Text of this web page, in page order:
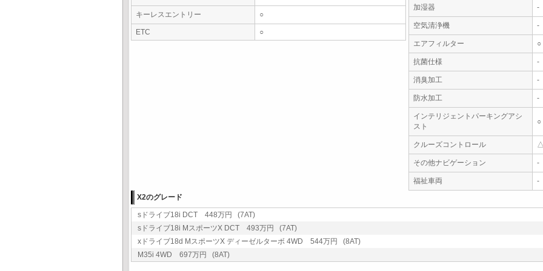
キーレスエントリー ○
ETC ○
加湿器 -
空気清浄機 -
エアフィルター ○
抗菌仕様 -
消臭加工 -
防水加工 -
インテリジェントパーキングアシ
スト
○
クルーズコントロール
その他ナビゲーション -
福祉車両
-
X2のグレード
sドライブ18i DCT 448万円 (7AT)
sドライブ18i MスポーツX DCT 493万円 (7AT)
xドライブ18d MスポーツX ディーゼルターボ 4WD 544万円 (8AT)
M35i 4WD 697万円 (8AT)